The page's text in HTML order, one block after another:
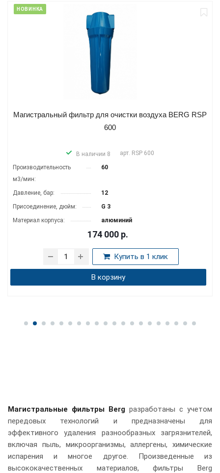
НОВИНКА
Магистральный фильтр для очистки воздуха BERG RSP
600
В наличии 8 арт. RSP 600
Производитель­ность
м3/мин:
60
Давление, бар:
12
Присоединение, дюйм:
G 3
Материал корпуса:
алюминий
174 000 р.
Купить в 1 клик
В корзину
Магистральные фильтры Berg разработаны с учетом
передовых технологий и предназначены для
эффективного удаления разнообразных загрязнителей,
включая пыль, микроорганизмы, аллергены, химические
испарения и многое другое. Произведенные из
высококачественных материалов, фильтры Berg